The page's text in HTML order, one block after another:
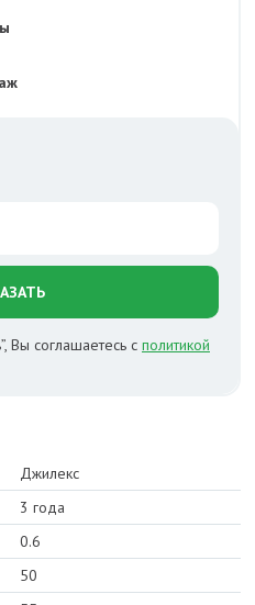
Вы соглашаетесь с политикой
Джилекс
3 года
0.6
50